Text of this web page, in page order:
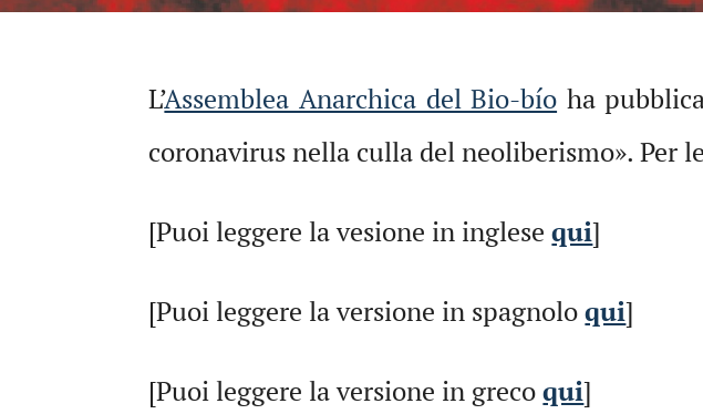
L’Assemblea Anarchica del Bio-bío ha
coronavirus nella culla del neoliberismo». Per
[Puoi leggere la vesione in inglesequi]
[Puoi leggere la versione in spagnoloqui]
[Puoi leggere la versione in grecoqui]